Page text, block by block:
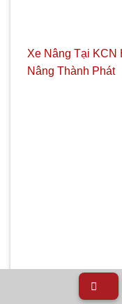
Xe Nâng Tại KCN
Nâng Thành Phát
Xe Nâng Tại Hòn